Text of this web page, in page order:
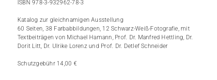
ISBN 978-3-932962-78-3
Katalog zur gleichnamigen Ausstellung
60 Seiten, 38 Farbabbildungen, 12 Schwarz-Weiß-Fotografie, mit
Textbeiträgen von Michael Hamann, Prof. Dr. Manfred Hettling, Dr.
Dorit Litt, Dr. Ulrike Lorenz und Prof. Dr. Detlef Schneider
Schutzgebühr 14,00 €